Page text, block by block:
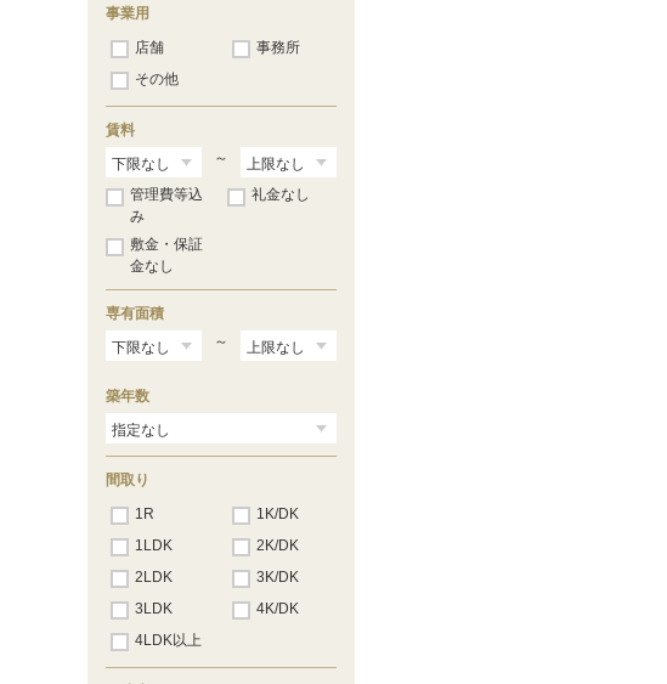
事業用
店舗
事務所
その他
賃料
～
管理費等込
み
礼金なし
敷金・保証
金なし
専有面積
～
築年数
間取り
1R
1K/DK
1LDK
2K/DK
2LDK
3K/DK
3LDK
4K/DK
4LDK以上